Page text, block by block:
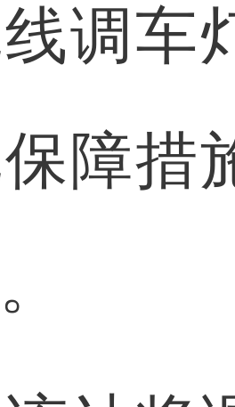
调车
障措